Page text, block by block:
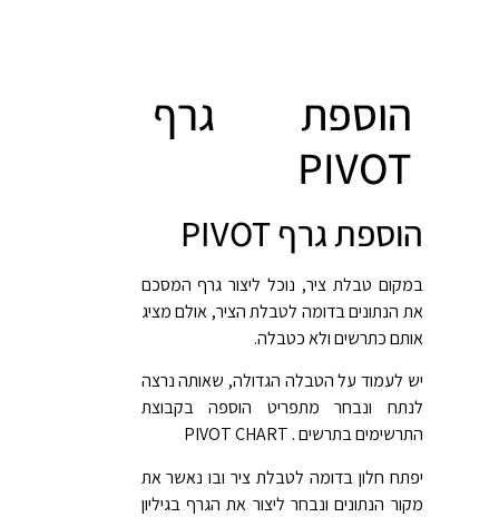
הוספת גרף
PIVOT
הוספת גרף PIVOT
במקום טבלת ציר, נוכל ליצור גרף המסכם
את הנתונים בדומה לטבלת הציר, אולם מציג
אותם כתרשים ולא כטבלה.
יש לעמוד על הטבלה הגדולה, שאותה נרצה
לנתח ונבחר מתפריט הוספה בקבוצת
התרשימים בתרשים . PIVOT CHART
יפתח חלון בדומה לטבלת ציר ובו נאשר את
מקור הנתונים ונבחר ליצור את הגרף בגיליון